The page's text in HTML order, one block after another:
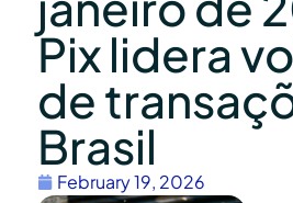
Pix lidera
de
Brasil
February 19, 2026